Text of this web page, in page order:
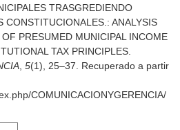
TRASGREDIENDO
CONSTITUCIONALES.: ANALYSIS
PRESUMED MUNICIPAL INCOME
TAX PRINCIPLES.
, 5(1), 25–37. Recuperado a partir
COMUNICACIONYGERENCIA/